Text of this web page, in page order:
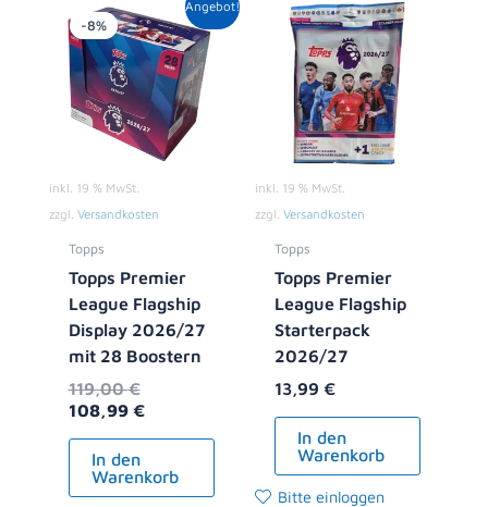
Angebot!
-8%
inkl. 19 % MwSt.
zzgl. Versandkosten
Topps
Topps Premier
League Flagship
Display 2026/27
mit 28 Boostern
119,00€
Preis
war:
119,00 €
108,99 €
Preis
ist:
108,99 €.
In den
Warenkorb
inkl. 19 % MwSt.
zzgl. Versandkosten
Topps
Topps Premier
League Flagship
Starterpack
2026/27
13,99 €
In den
Warenkorb
Bitte einloggen